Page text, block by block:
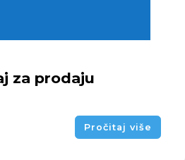
za prodaju
Pročitaj više